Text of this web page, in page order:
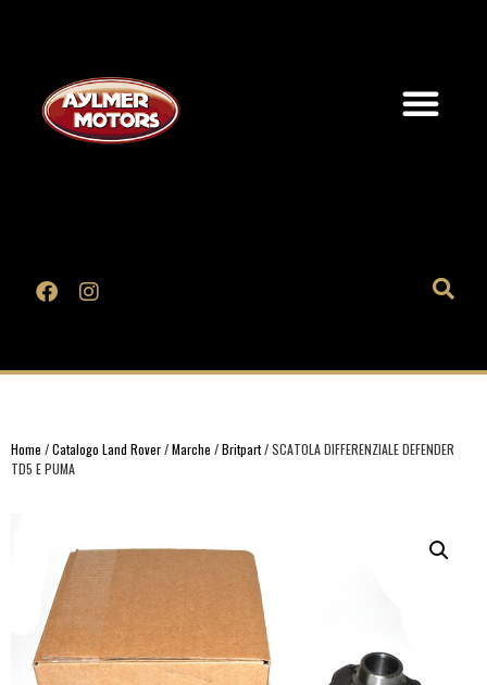
Home /Catalogo Land Rover/Marche /Britpart/ SCATOLA DIFFERENZIALE DEFENDER
TD5 E PUMA